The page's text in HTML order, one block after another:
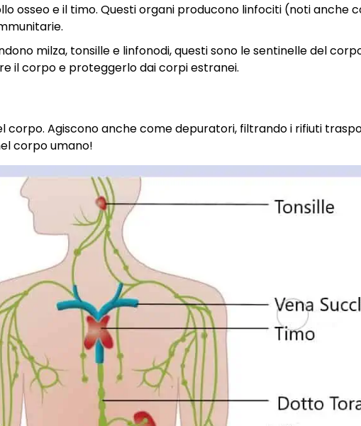
osseo e il timo. Questi organi producono linfociti (noti anche
milza, tonsille e linfonodi, questi sono le sentinelle del
il corpo e proteggerlo dai corpi estranei.
corpo. Agiscono anche come depuratori, filtrando i rifiuti
corpo umano!